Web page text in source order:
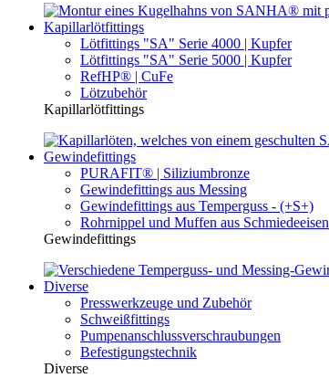
Kapillarlötfittings
Lötfittings "SA" Serie 4000 | Kupfer
Lötfittings "SA" Serie 5000 | Kupfer
RefHP® | CuFe
Lötzubehör
Kapillarlötfittings
Gewindefittings
PURAFIT® | Siliziumbronze
Gewindefittings aus Messing
Gewindefittings aus Temperguss - (+S+)
Rohrnippel und Muffen aus Schmiedeeisen
Gewindefittings
Diverse
Presswerkzeuge und Zubehör
Schweißfittings
Pumpenanschlussverschraubungen
Befestigungstechnik
Diverse